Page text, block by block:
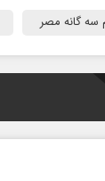
سه گانه مصر